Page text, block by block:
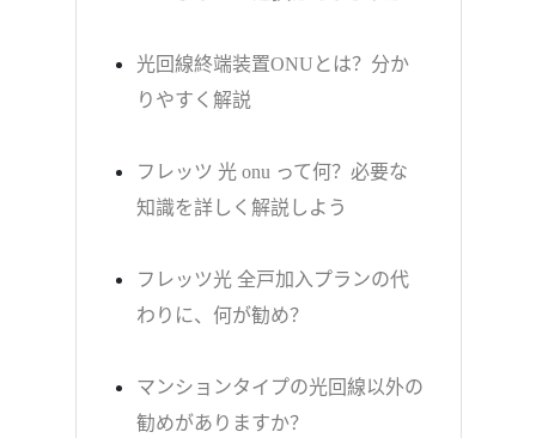
光回線終端装置ONUとは？分か
りやすく解説
フレッツ 光 onu って何？必要な
知識を詳しく解説しよう
フレッツ光 全戸加入プランの代
わりに、何が勧め？
マンションタイプの光回線以外の
勧めがありますか？